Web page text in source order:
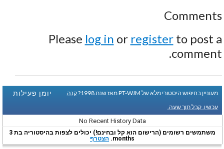
Comments
Please log in or registerto post a
comment.
יומן פעילות מעוניין בחיפוש היסטורי מלא של PT-WJM מאז שנת 1998?
קנה
עכשיו. קבל תוך שעה.
No Recent History Data
משתמשים רשומים (הרישום הוא קל ובחינם!) יכולים לצפות בהיסטוריה בת 3
months. הצטרף